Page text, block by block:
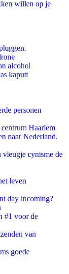
willen op je
alcohol
kaputt
personen
Haarlem
naar Nederland.
vleugje cynisme de
leven
day incoming?
#1 voor de
van
goede